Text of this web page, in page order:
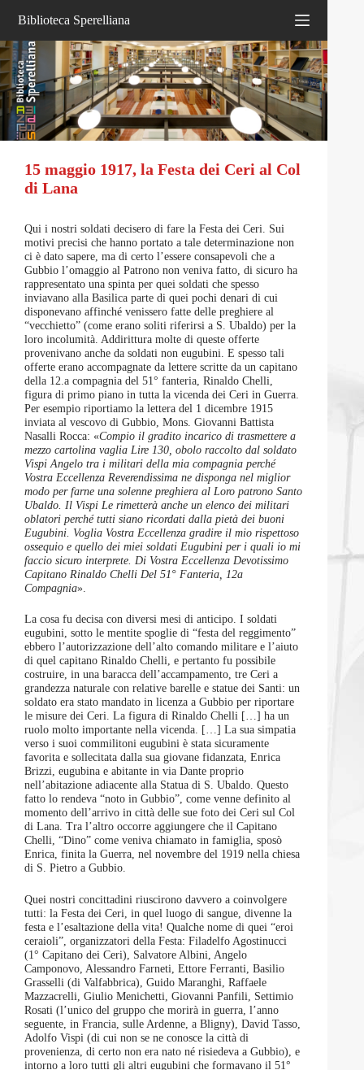
Biblioteca Sperelliana
15 maggio 1917, la Festa dei Ceri al Col
di Lana
Qui i nostri soldati decisero di fare la Festa dei Ceri. Sui
motivi precisi che hanno portato a tale determinazione non
ci è dato sapere, ma di certo l’essere consapevoli che a
Gubbio l’omaggio al Patrono non veniva fatto, di sicuro ha
rappresentato una spinta per quei soldati che spesso
inviavano alla Basilica parte di quei pochi denari di cui
disponevano affinché venissero fatte delle preghiere al
“vecchietto” (come erano soliti riferirsi a S. Ubaldo) per la
loro incolumità. Addirittura molte di queste offerte
provenivano anche da soldati non eugubini. E spesso tali
offerte erano accompagnate da lettere scritte da un capitano
della 12.a compagnia del 51° fanteria, Rinaldo Chelli,
figura di primo piano in tutta la vicenda dei Ceri in Guerra.
Per esempio riportiamo la lettera del 1 dicembre 1915
inviata al vescovo di Gubbio, Mons. Giovanni Battista
Nasalli Rocca: «Compio il gradito incarico di trasmettere a
mezzo cartolina vaglia Lire 130, obolo raccolto dal soldato
Vispi Angelo tra i militari della mia compagnia perché
Vostra Eccellenza Reverendissima ne disponga nel miglior
modo per farne una solenne preghiera al Loro patrono Santo
Ubaldo. Il Vispi Le rimetterà anche un elenco dei militari
oblatori perché tutti siano ricordati dalla pietà dei buoni
Eugubini. Voglia Vostra Eccellenza gradire il mio rispettoso
ossequio e quello dei miei soldati Eugubini per i quali io mi
faccio sicuro interprete. Di Vostra Eccellenza Devotissimo
Capitano Rinaldo Chelli Del 51° Fanteria, 12a
Compagnia».
La cosa fu decisa con diversi mesi di anticipo. I soldati
eugubini, sotto le mentite spoglie di “festa del reggimento”
ebbero l’autorizzazione dell’alto comando militare e l’aiuto
di quel capitano Rinaldo Chelli, e pertanto fu possibile
costruire, in una baracca dell’accampamento, tre Ceri a
grandezza naturale con relative barelle e statue dei Santi: un
soldato era stato mandato in licenza a Gubbio per riportare
le misure dei Ceri. La figura di Rinaldo Chelli […] ha un
ruolo molto importante nella vicenda. […] La sua simpatia
verso i suoi commilitoni eugubini è stata sicuramente
favorita e sollecitata dalla sua giovane fidanzata, Enrica
Brizzi, eugubina e abitante in via Dante proprio
nell’abitazione adiacente alla Statua di S. Ubaldo. Questo
fatto lo rendeva “noto in Gubbio”, come venne definito al
momento dell’arrivo in città delle sue foto dei Ceri sul Col
di Lana. Tra l’altro occorre aggiungere che il Capitano
Chelli, “Dino” come veniva chiamato in famiglia, sposò
Enrica, finita la Guerra, nel novembre del 1919 nella chiesa
di S. Pietro a Gubbio.
Quei nostri concittadini riuscirono davvero a coinvolgere
tutti: la Festa dei Ceri, in quel luogo di sangue, divenne la
festa e l’esaltazione della vita! Qualche nome di quei “eroi
ceraioli”, organizzatori della Festa: Filadelfo Agostinucci
(1° Capitano dei Ceri), Salvatore Albini, Angelo
Camponovo, Alessandro Farneti, Ettore Ferranti, Basilio
Grasselli (di Valfabbrica), Guido Maranghi, Raffaele
Mazzacrelli, Giulio Menichetti, Giovanni Panfili, Settimio
Rosati (l’unico del gruppo che morirà in guerra, l’anno
seguente, in Francia, sulle Ardenne, a Bligny), David Tasso,
Adolfo Vispi (di cui non se ne conosce la città di
provenienza, di certo non era nato né risiedeva a Gubbio), e
intorno a loro tutti gli altri eugubini che formavano il 51°